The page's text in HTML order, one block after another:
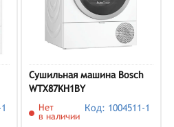
Сушильная машина Bosch
WTX87KH1BY
Нет
в наличии
Код: 1004511-1